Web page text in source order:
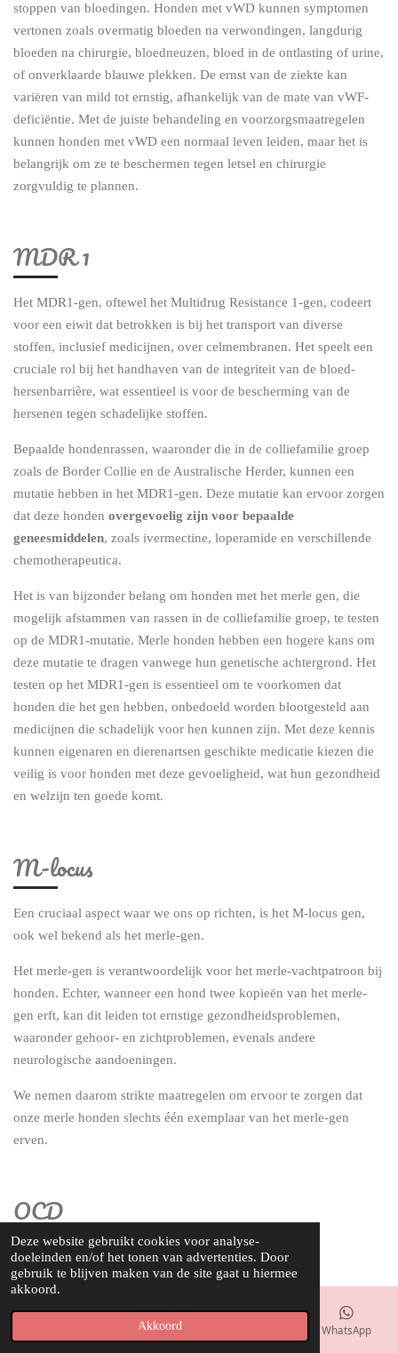
Deze website gebruikt cookies voor analyse-
doeleinden en/of het tonen van advertenties. Door
gebruik te blijven maken van de site gaat u hiermee
akkoord.
Akkoord
stoppen van bloedingen. Honden met vWD kunnen symptomen
vertonen zoals overmatig bloeden na verwondingen, langdurig
bloeden na chirurgie, bloedneuzen, bloed in de ontlasting of urine,
of onverklaarde blauwe plekken. De ernst van de ziekte kan
variëren van mild tot ernstig, afhankelijk van de mate van vWF-
deficiëntie. Met de juiste behandeling en voorzorgsmaatregelen
kunnen honden met vWD een normaal leven leiden, maar het is
belangrijk om ze te beschermen tegen letsel en chirurgie
zorgvuldig te plannen.
MDR 1
Het MDR1-gen, oftewel het Multidrug Resistance 1-gen, codeert
voor een eiwit dat betrokken is bij het transport van diverse
stoffen, inclusief medicijnen, over celmembranen. Het speelt een
cruciale rol bij het handhaven van de integriteit van de bloed-
hersenbarrière, wat essentieel is voor de bescherming van de
hersenen tegen schadelijke stoffen.
Bepaalde hondenrassen, waaronder die in de colliefamilie groep
zoals de Border Collie en de Australische Herder, kunnen een
mutatie hebben in het MDR1-gen. Deze mutatie kan ervoor zorgen
dat deze honden overgevoelig zijn voor bepaalde
geneesmiddelen, zoals ivermectine, loperamide en verschillende
chemotherapeutica.
Het is van bijzonder belang om honden met het merle gen, die
mogelijk afstammen van rassen in de colliefamilie groep, te testen
op de MDR1-mutatie. Merle honden hebben een hogere kans om
deze mutatie te dragen vanwege hun genetische achtergrond. Het
testen op het MDR1-gen is essentieel om te voorkomen dat
honden die het gen hebben, onbedoeld worden blootgesteld aan
medicijnen die schadelijk voor hen kunnen zijn. Met deze kennis
kunnen eigenaren en dierenartsen geschikte medicatie kiezen die
veilig is voor honden met deze gevoeligheid, wat hun gezondheid
en welzijn ten goede komt.
M-locus
Een cruciaal aspect waar we ons op richten, is het M-locus gen,
ook wel bekend als het merle-gen.
Het merle-gen is verantwoordelijk voor het merle-vachtpatroon bij
honden. Echter, wanneer een hond twee kopieën van het merle-
gen erft, kan dit leiden tot ernstige gezondheidsproblemen,
waaronder gehoor- en zichtproblemen, evenals andere
neurologische aandoeningen.
We nemen daarom strikte maatregelen om ervoor te zorgen dat
onze merle honden slechts één exemplaar van het merle-gen
erven.
OCD
Osteochondrodysplasie (OCD)
Osteochondrodysplasie is een erfelijke aandoening die invloed
heeft op de ontwikkeling van botten en kraakbeen tijdens de groei.
Bij pups met deze aandoening verloopt de skeletontwikkeling
Telefoonnummer WhatsApp